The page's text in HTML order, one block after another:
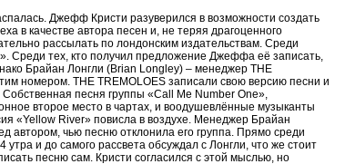
Джефф Кристи разуверился в возможности создать
в качестве автора песен и, не теряя драгоценного
рассылать по лондонским издательствам. Среди
Среди тех, кто получил предложение Джеффа её записать,
Брайан Лонгли (Brian Longley) – менеджер THE
номером. THE TREMOLOES записали свою версию песни и
песня группы «Call Me Number One»,
второе место в чартах, и воодушевлённые музыканты
«Yellow River» повисла в воздухе. Менеджер Брайан
автором, чью песню отклонила его группа. Прямо среди
и до самого рассвета обсуждал с Лонгли, что же стоит
песню сам. Кристи согласился с этой мыслью, но